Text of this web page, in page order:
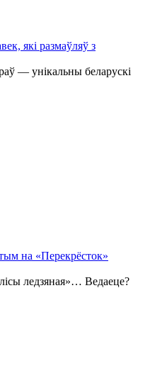
які размаўляў з
— унікальны беларускі
на «Перекрёсток»
ледзяная»… Ведаеце?